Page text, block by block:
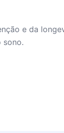
e da
sono.